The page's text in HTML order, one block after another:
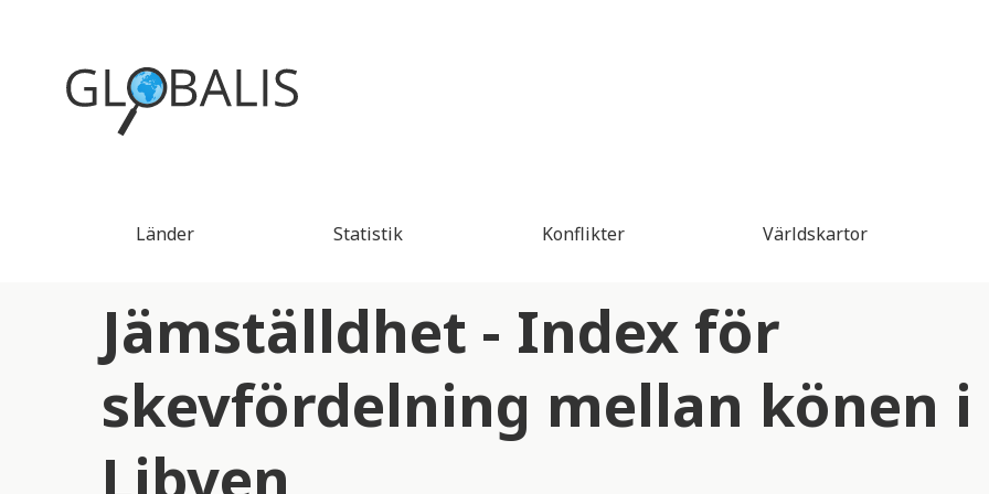
Länder Statistik Konflikter Världskartor
Jämställdhet - Index för
skevfördelning mellan könen i
Libyen